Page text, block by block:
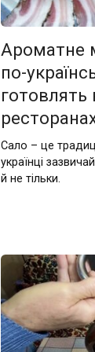
Ароматне
по-
готовлять
Сало – це
українці
й не тільки.